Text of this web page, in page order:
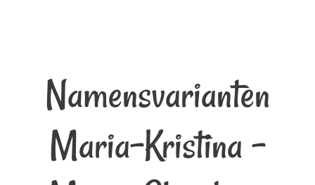
Namensvarianten
Maria-Kristina -